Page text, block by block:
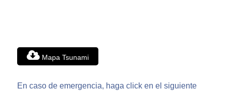
Mapa Tsunami
En caso de emergencia, haga click en el siguiente